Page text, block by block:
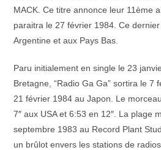
MACK. Ce titre annonce leur 11ème
paraitra le 27 février 1984. Ce
Argentine et aux Pays Bas.
Paru initialement en single le 23
Bretagne, “Radio Ga Ga” sortira le 7
21 février 1984 au Japon. Le
7″ aux USA et 6:53 en 12″. La plage
septembre 1983 au Record Plant
un brûlot envers les stations de